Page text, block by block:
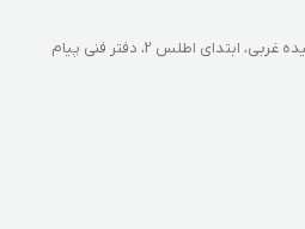
ابتدای اطلس 2، دفتر فنی پیام